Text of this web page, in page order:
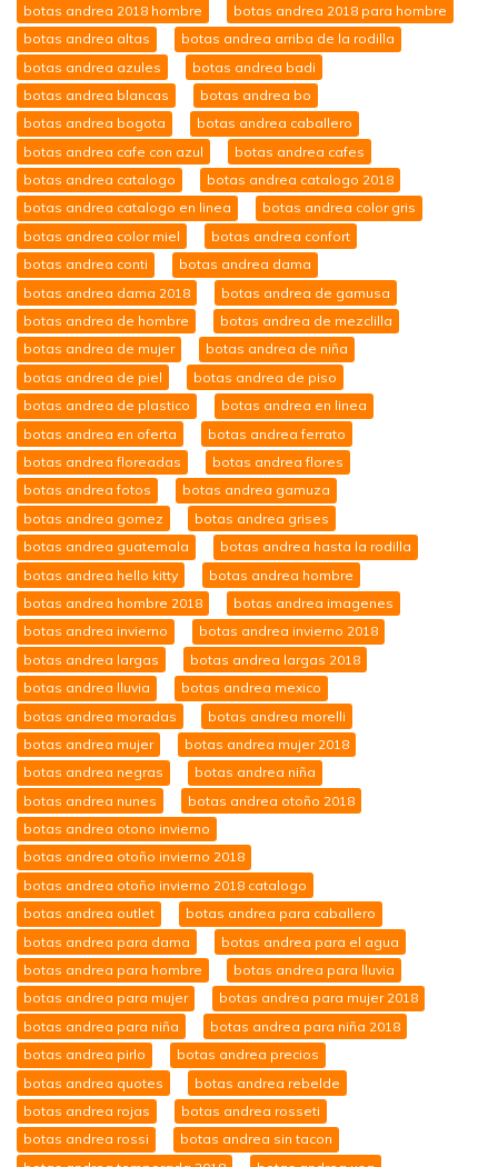
botas andrea 2018 hombre
botas andrea 2018 para hombre
botas andrea altas
botas andrea arriba de la rodilla
botas andrea azules
botas andrea badi
botas andrea blancas
botas andrea bo
botas andrea bogota
botas andrea caballero
botas andrea cafe con azul
botas andrea cafes
botas andrea catalogo
botas andrea catalogo 2018
botas andrea catalogo en linea
botas andrea color gris
botas andrea color miel
botas andrea confort
botas andrea conti
botas andrea dama
botas andrea dama 2018
botas andrea de gamusa
botas andrea de hombre
botas andrea de mezclilla
botas andrea de mujer
botas andrea de niña
botas andrea de piel
botas andrea de piso
botas andrea de plastico
botas andrea en linea
botas andrea en oferta
botas andrea ferrato
botas andrea floreadas
botas andrea flores
botas andrea fotos
botas andrea gamuza
botas andrea gomez
botas andrea grises
botas andrea guatemala
botas andrea hasta la rodilla
botas andrea hello kitty
botas andrea hombre
botas andrea hombre 2018
botas andrea imagenes
botas andrea invierno
botas andrea invierno 2018
botas andrea largas
botas andrea largas 2018
botas andrea lluvia
botas andrea mexico
botas andrea moradas
botas andrea morelli
botas andrea mujer
botas andrea mujer 2018
botas andrea negras
botas andrea niña
botas andrea nunes
botas andrea otoño 2018
botas andrea otono invierno
botas andrea otoño invierno 2018
botas andrea otoño invierno 2018 catalogo
botas andrea outlet
botas andrea para caballero
botas andrea para dama
botas andrea para el agua
botas andrea para hombre
botas andrea para lluvia
botas andrea para mujer
botas andrea para mujer 2018
botas andrea para niña
botas andrea para niña 2018
botas andrea pirlo
botas andrea precios
botas andrea quotes
botas andrea rebelde
botas andrea rojas
botas andrea rosseti
botas andrea rossi
botas andrea sin tacon